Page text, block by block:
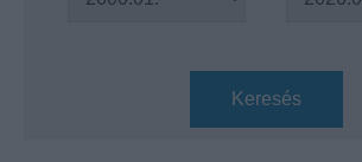
Keresés